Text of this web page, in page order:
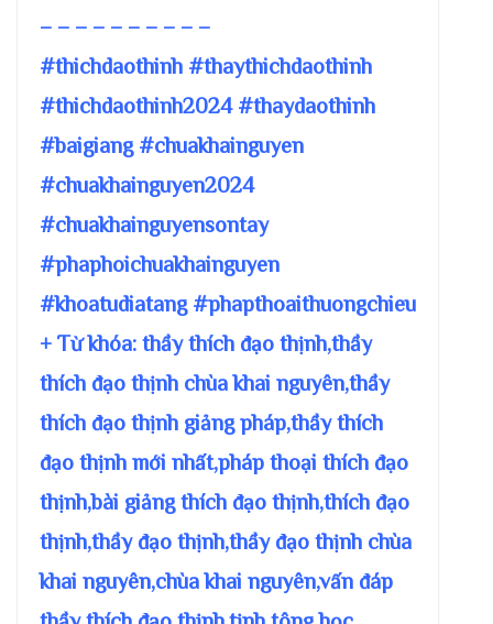
– – – – – – – – – –
#thichdaothinh #thaythichdaothinh
#thichdaothinh2024 #thaydaothinh
#baigiang #chuakhainguyen
#chuakhainguyen2024
#chuakhainguyensontay
#phaphoichuakhainguyen
#khoatudiatang #phapthoaithuongchieu
+ Từ khóa: thầy thích đạo thịnh,thầy
thích đạo thịnh chùa khai nguyên,thầy
thích đạo thịnh giảng pháp,thầy thích
đạo thịnh mới nhất,pháp thoại thích đạo
thịnh,bài giảng thích đạo thịnh,thích đạo
thịnh,thầy đạo thịnh,thầy đạo thịnh chùa
khai nguyên,chùa khai nguyên,vấn đáp